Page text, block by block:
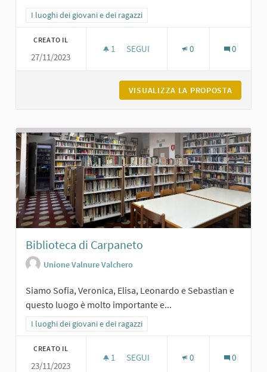
Filtra i risultati per categoria: I luoghi dei giovani e dei ragazzi
I luoghi dei giovani e dei ragazzi
CREATO IL
27/11/2023
1 1 SOSTENITORI
SEGUI 0 0
VISUALIZZA LA PROPOSTA
Biblioteca di Carpaneto
Unione Valnure Valchero
Siamo Sofia, Veronica, Elisa, Leonardo e Sebastian e
questo luogo è molto importante e...
Filtra i risultati per categoria: I luoghi dei giovani e dei ragazzi
I luoghi dei giovani e dei ragazzi
CREATO IL
23/11/2023
1 1 SOSTENITORI
SEGUI 0 0